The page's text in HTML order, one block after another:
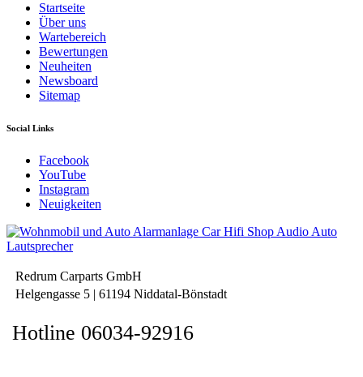
Startseite
Über uns
Wartebereich
Bewertungen
Neuheiten
Newsboard
Sitemap
Social Links
Facebook
YouTube
Instagram
Neuigkeiten
Redrum Carparts GmbH
Helgengasse 5 | 61194 Niddatal-Bönstadt
Hotline 06034-92916